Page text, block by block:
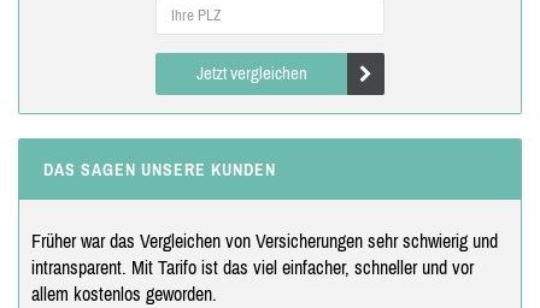
Jetzt vergleichen
DAS SAGEN UNSERE KUNDEN
Früher war das Vergleichen von Versicherungen sehr schwierig und
intransparent. Mit Tarifo ist das viel einfacher, schneller und vor
allem kostenlos geworden.